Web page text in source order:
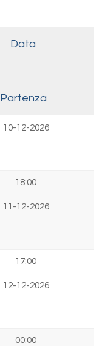
Data
Partenza
10-12-2026
18:00
11-12-2026
17:00
12-12-2026
00:00